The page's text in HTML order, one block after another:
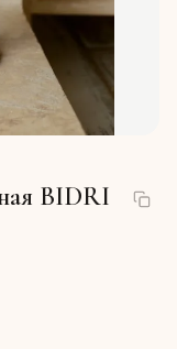
BIDRI